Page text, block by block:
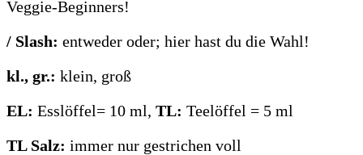
Veggie-Beginners!
/ Slash: entweder oder; hier hast du die Wahl!
kl., gr.: klein, groß
EL: Esslöffel= 10 ml, TL: Teelöffel = 5 ml
TL Salz: immer nur gestrichen voll